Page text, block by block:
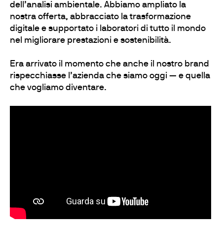
dell’analisi ambientale. Abbiamo ampliato la
nostra offerta, abbracciato la trasformazione
digitale e supportato i laboratori di tutto il mondo
nel migliorare prestazioni e sostenibilità.
Era arrivato il momento che anche il nostro brand
rispecchiasse l’azienda che siamo oggi — e quella
che vogliamo diventare.